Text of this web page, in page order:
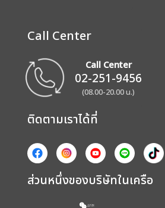
Call Center
Call Center
02-251-9456
(08.00-20.00 น.)
ติดตามเราได้ที่
ส่วนหนึ่งของบริษัทในเครือ